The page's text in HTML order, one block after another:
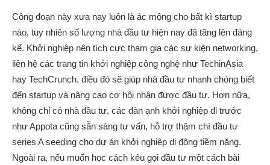
Công đoạn này xưa nay luôn là ác mộng cho bất kì startup
nào, tuy nhiên số lượng nhà đầu tư hiện nay đã tăng lên đáng
kể. Khởi nghiệp nên tích cực tham gia các sự kiện networking,
liên hệ các trang tin khởi nghiệp công nghệ như TechinAsia
hay TechCrunch, điều đó sẽ giúp nhà đầu tư nhanh chóng biết
đến startup và nâng cao cơ hội nhận được đầu tư. Hơn nữa,
không chỉ có nhà đầu tư, các đàn anh khởi nghiệp đi trước
như Appota cũng sẵn sàng tư vấn, hỗ trợ thậm chí đầu tư
series A seeding cho dự án khởi nghiệp di động tiềm năng.
Ngoài ra, nếu muốn học cách kêu gọi đầu tư một cách bài